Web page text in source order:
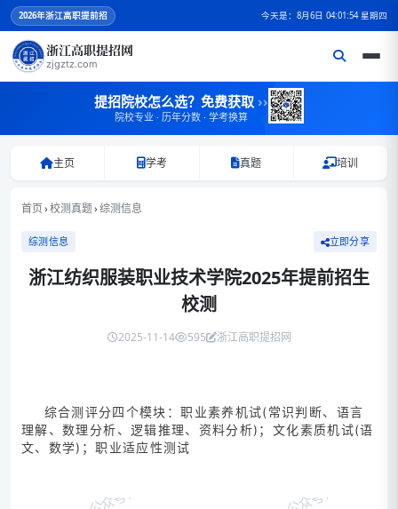
2026年浙江高职提前招 今天是：8月6日 04:01:54 星期四
浙江高职提招网
zjgztz.com
提招院校怎么选？免费获取 ››
院校专业 · 历年分数 · 学考换算
主页 学考 真题 培训
首页›校测真题›综测信息
综测信息 立即分享
浙江纺织服装职业技术学院2025年提前招生
校测
2025-11-14 595 浙江高职提招网
综合测评分四个模块：职业素养机试(常识判断、语言
理解、数理分析、逻辑推理、资料分析)；文化素质机试(语
文、数学)；职业适应性测试